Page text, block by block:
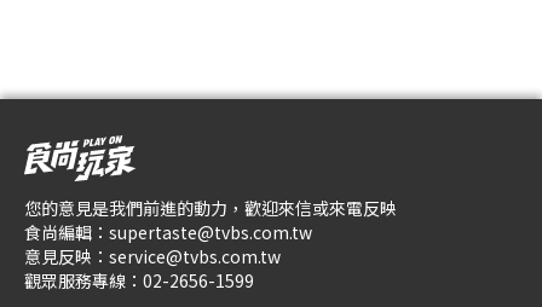
您的意見是我們前進的動力，歡迎來信或來電反映
食尚編輯： supertaste@tvbs.com.tw
意見反映： service@tvbs.com.tw
觀眾服務專線： 02-2656-1599